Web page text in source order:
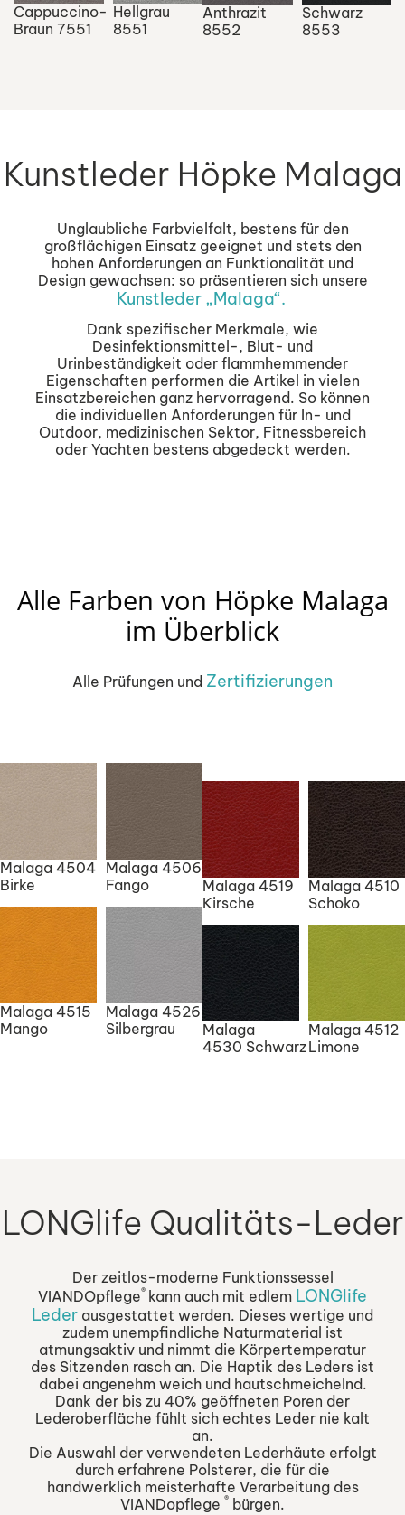
Cappuccino-
Braun 7551
Hellgrau
8551
Anthrazit
8552
Schwarz
8553
Kunstleder Höpke Malaga
Unglaubliche Farbvielfalt, bestens für den
großflächigen Einsatz geeignet und stets den
hohen Anforderungen an Funktionalität und
Design gewachsen: so präsentieren sich unsere
Kunstleder „Malaga“.
Dank spezifischer Merkmale, wie
Desinfektionsmittel-, Blut- und
Urinbeständigkeit oder flammhemmender
Eigenschaften performen die Artikel in vielen
Einsatzbereichen ganz hervorragend. So können
die individuellen Anforderungen für In- und
Outdoor, medizinischen Sektor, Fitnessbereich
oder Yachten bestens abgedeckt werden.
Alle Farben von Höpke Malaga
im Überblick
Alle Prüfungen und Zertifizierungen
Malaga 4504
Birke
Malaga 4515
Mango
Malaga 4506
Fango
Malaga 4526
Silbergrau
Malaga 4519
Kirsche
Malaga
4530 Schwarz
Malaga 4510
Schoko
Malaga 4512
Limone
LONGlife Qualitäts-Leder
Der zeitlos-moderne Funktionssessel
VIANDOpflege® kann auch mit edlem LONGlife
Leder ausgestattet werden. Dieses wertige und
zudem unempfindliche Naturmaterial ist
atmungsaktiv und nimmt die Körpertemperatur
des Sitzenden rasch an. Die Haptik des Leders ist
dabei angenehm weich und hautschmeichelnd.
Dank der bis zu 40% geöffneten Poren der
Lederoberfläche fühlt sich echtes Leder nie kalt
an.
Die Auswahl der verwendeten Lederhäute erfolgt
durch erfahrene Polsterer, die für die
handwerklich meisterhafte Verarbeitung des
VIANDopflege ® bürgen.